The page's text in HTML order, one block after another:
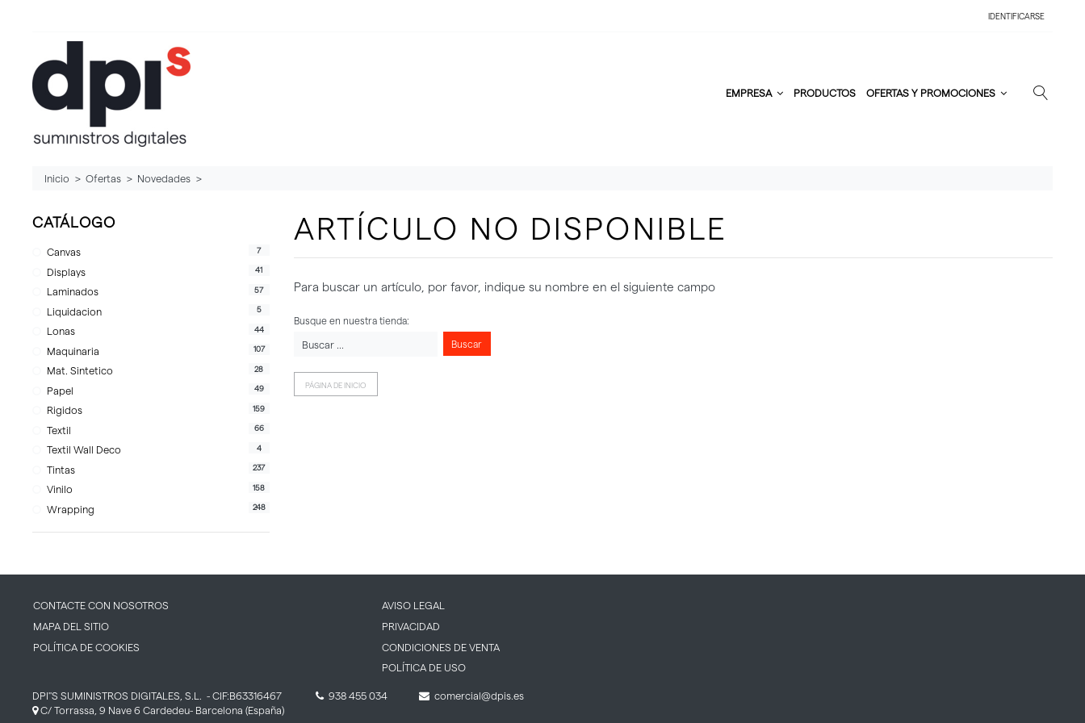
IDENTIFICARSE
EMPRESA PRODUCTOS OFERTAS Y PROMOCIONES
Inicio Ofertas Novedades
CATÁLOGO
Canvas 7
Displays 41
Laminados 57
Liquidacion 5
Lonas 44
Maquinaria 107
Mat. Sintetico 28
Papel 49
Rigidos 159
Textil 66
Textil Wall Deco 4
Tintas 237
Vinilo 158
Wrapping 248
ARTÍCULO NO DISPONIBLE
Para buscar un artículo, por favor, indique su nombre en el siguiente campo
Busque en nuestra tienda:
Buscar
PÁGINA DE INICIO
CONTACTE CON NOSOTROS
MAPA DEL SITIO
POLÍTICA DE COOKIES
AVISO LEGAL
PRIVACIDAD
CONDICIONES DE VENTA
POLÍTICA DE USO
DPI''S SUMINISTROS DIGITALES, S.L. - CIF:B63316467
C/ Torrassa, 9 Nave 6 Cardedeu- Barcelona (España)
938 455 034 comercial@dpis.es